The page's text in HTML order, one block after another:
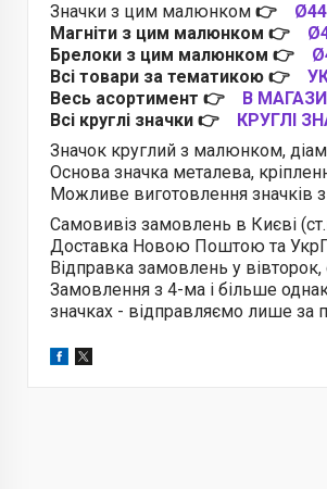
Значки з цим малюнком 👉 Ø44
Магніти з цим малюнком 👉
Брелоки з цим малюнком 👉
Всі товари за тематикою 👉
Весь асортимент 👉
В
Всі круглі значки 👉
КРУГЛІ
Значок круглий з малюнком,
Основа значка металева,
Можливе виготовлення
Самовивіз замовлень в Києві
Доставка Новою Поштою та
Відправка замовлень у
Замовлення з 4-ма і більше
значках - відправляємо лише